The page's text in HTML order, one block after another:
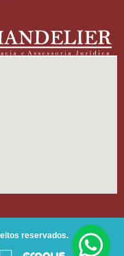
reservados.